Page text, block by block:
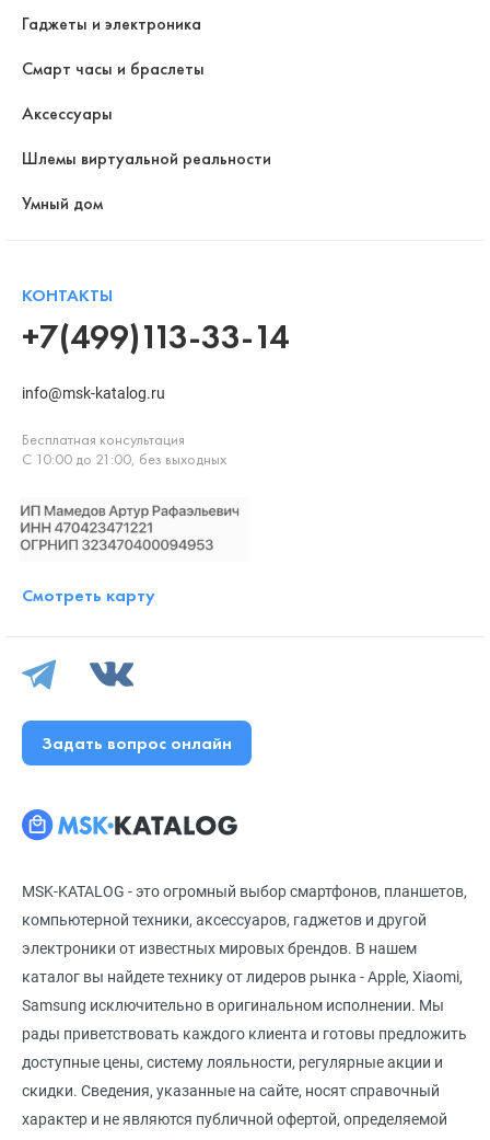
MSK-KATALOG - это огромный выбор смартфонов, планшетов,
компьютерной техники, аксессуаров, гаджетов и другой
электроники от известных мировых брендов. В нашем
каталог вы найдете технику от лидеров рынка - Apple, Xiaomi,
Samsung исключительно в оригинальном исполнении. Мы
рады приветствовать каждого клиента и готовы предложить
доступные цены, систему лояльности, регулярные акции и
скидки. Сведения, указанные на сайте, носят справочный
характер и не являются публичной офертой, определяемой
Гаджеты и электроника
Смарт часы и браслеты
Аксессуары
Шлемы виртуальной реальности
Умный дом
КОНТАКТЫ
+7(499)113-33-14
info@msk-katalog.ru
Бесплатная консультация
С 10:00 до 21:00, без выходных
Смотреть карту
Задать вопрос онлайн